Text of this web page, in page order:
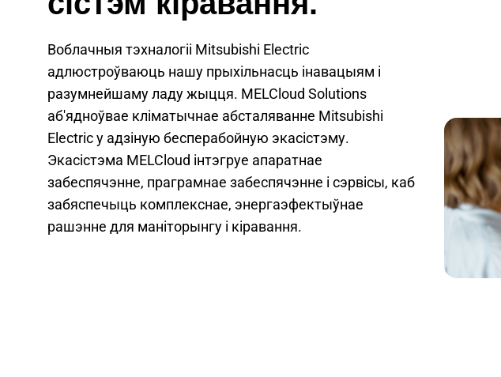
Воблачныя тэхналогіі Mitsubishi Electric
адлюстроўваюць нашу прыхільнасць інавацыям і
разумнейшаму ладу жыцця. MELCloud Solutions
аб'ядноўвае кліматычнае абсталяванне Mitsubishi
Electric у адзіную бесперабойную экасістэму.
Экасістэма MELCloud інтэгруе апаратнае
забеспячэнне, праграмнае забеспячэнне і сэрвісы, каб
забяспечыць комплекснае, энергаэфектыўнае
рашэнне для маніторынгу і кіравання.